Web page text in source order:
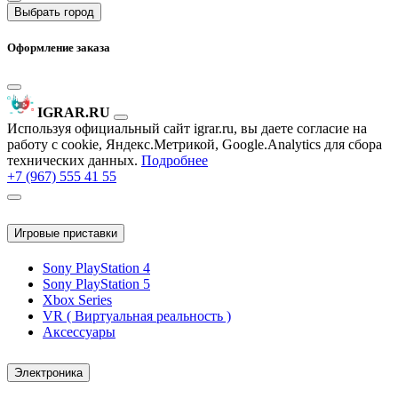
Выбрать город
Оформление заказа
IGRAR.RU
Используя официальный сайт igrar.ru, вы даете согласие на
работу с cookie, Яндекс.Метрикой, Google.Analytics для сбора
технических данных. Подробнее
+7 (967) 555 41 55
Игровые приставки
Sony PlayStation 4
Sony PlayStation 5
Xbox Series
VR ( Виртуальная реальность )
Аксессуары
Электроника